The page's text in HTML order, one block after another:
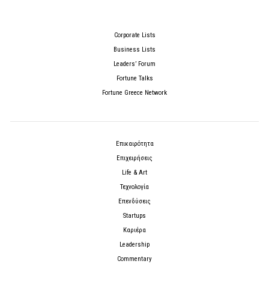
Corporate Lists
Business Lists
Leaders’ Forum
Fortune Talks
Fortune Greece Network
Επικαιρότητα
Επιχειρήσεις
Life & Art
Τεχνολογία
Επενδύσεις
Startups
Καριέρα
Leadership
Commentary